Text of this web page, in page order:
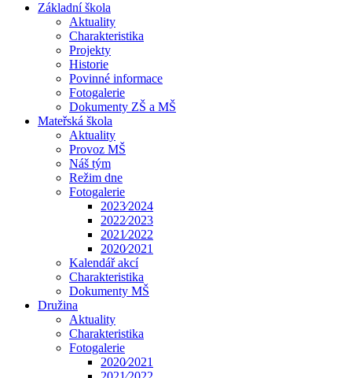
Základní škola
Aktuality
Charakteristika
Projekty
Historie
Povinné informace
Fotogalerie
Dokumenty ZŠ a MŠ
Mateřská škola
Aktuality
Provoz MŠ
Náš tým
Režim dne
Fotogalerie
2023⁄2024
2022⁄2023
2021⁄2022
2020⁄2021
Kalendář akcí
Charakteristika
Dokumenty MŠ
Družina
Aktuality
Charakteristika
Fotogalerie
2020⁄2021